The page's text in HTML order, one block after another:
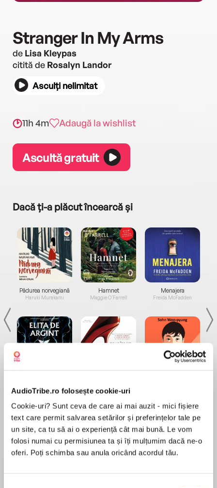
AudioTribe.ro folosește cookie-uri
Cookie-uri? Sunt ceva de care ai mai auzit - mici fișiere
text care permit salvarea setărilor și preferințelor tale pe
un site, ca tu să ai o experiență cât mai bună. Le vom
folosi numai cu permisiunea ta și îți mulțumim dacă ne-o
oferi. Poți schimba sau anula oricând acordul tău.
Stranger In My Arms
de Lisa Kleypas
citită de Rosalyn Landor
Asculți nelimitat
11h 4m Adaugă la wishlist
Ascultă gratuit
Dacă ți-a plăcut încearcă și
Pădurea norvegiană
Haruki Murakami
de...
Dani Francis
Hamnet
Maggie O'Farrell
la...
Lauren Weisberger
Menajera
Freida McFadden
Desprecarte
“One of today’s leading lights in romantic